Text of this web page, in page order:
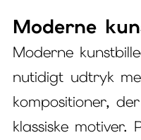
Moderne
Moderne
nutidigt udtryk
kompositioner,
klassiske